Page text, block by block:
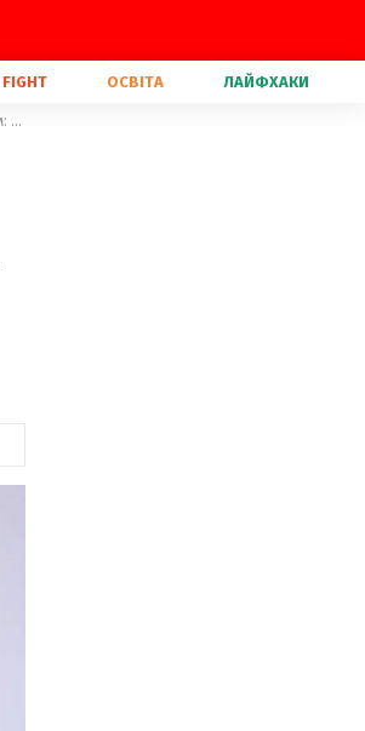
FIGHT ОСВІТА ЛАЙФХАКИ
Ембер Герд намагалася підставити Джонні Деппа, змовившись з подругою-трансгендером: деталі